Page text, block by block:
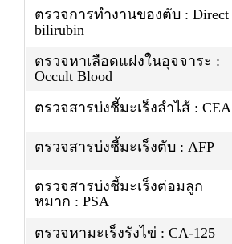
ตรวจการทำงานของตับ : Direct
bilirubin
ตรวจหาเลือดแฝงในอุจจาระ :
Occult Blood
ตรวจสารบ่งชี้มะเร็งลำไส้ : CEA
ตรวจสารบ่งชี้มะเร็งตับ : AFP
ตรวจสารบ่งชี้มะเร็งต่อมลูก
หมาก : PSA
ตรวจหามะเร็งรังไข่ : CA-125